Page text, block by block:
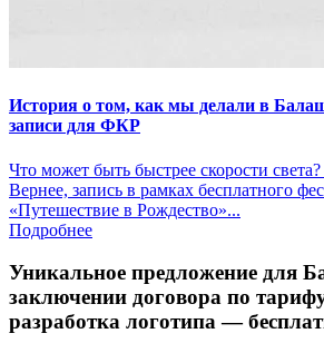
История о том, как мы делали в
записи для ФКР
Что может быть быстрее скорости
Вернее, запись в рамках бесплатного
«Путешествие в Рождество»...
Подробнее
Уникальное предложение для
заключении договора по
разработка логотипа —